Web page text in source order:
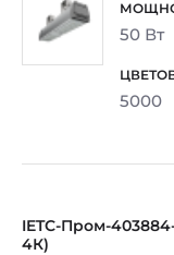
50 Вт
5000
IETC-Пром-
4К)